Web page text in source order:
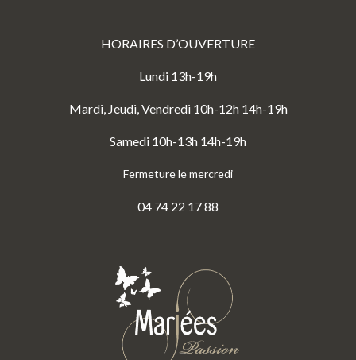
HORAIRES D’OUVERTURE
Lundi 13h-19h
Mardi, Jeudi, Vendredi 10h-12h 14h-19h
Samedi 10h-13h 14h-19h
Fermeture le mercredi
04 74 22 17 88